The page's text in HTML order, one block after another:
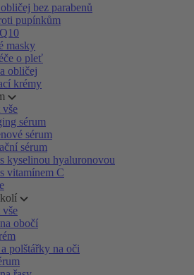
bez parabenů
pupínkům
masky
o pleť
obličej
krémy
vše
sérum
sérum
sérum
kyselinou hyaluronovou
vitamínem C
vše
obočí
polštářky na oči